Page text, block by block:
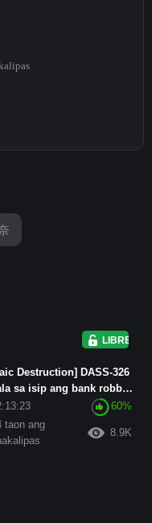
LIBRE
Destruction] DASS-326
sa isip ang bank robber
sa paki...
60%
taon ang
8.9K